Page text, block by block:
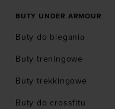
BUTY UNDER ARMOUR
Buty do biegania
Buty treningowe
Buty trekkingowe
Buty do crossfitu